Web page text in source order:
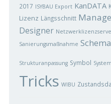
2017 ISYBAU Export KanDATA
Lizenz Längsschnitt
Designer
Sanierungsmaßnahme
Strukturanpassung Symbol
Tricks WIBU